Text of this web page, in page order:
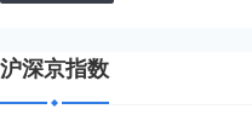
沪深京指数